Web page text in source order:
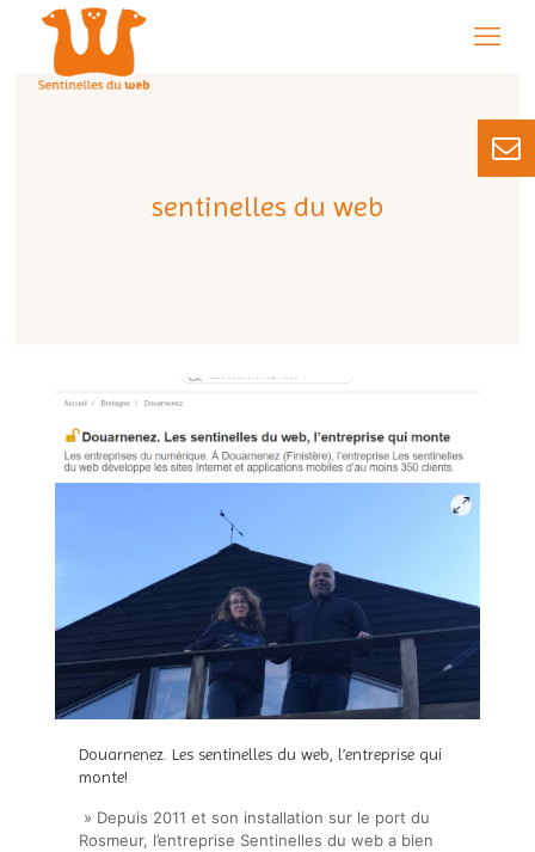
sentinelles du web
Douarnenez. Les sentinelles du web, l’entreprise qui
monte!
» Depuis 2011 et son installation sur le port du
Rosmeur, l’entreprise Sentinelles du web a bien